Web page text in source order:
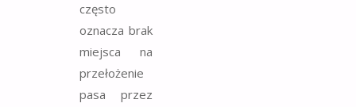
często
oznacza brak
miejsca na
przełożenie
pasa przez